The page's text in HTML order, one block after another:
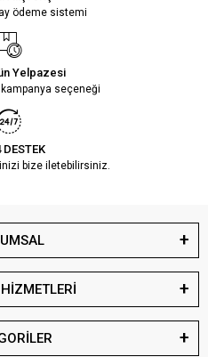
ödeme sistemi
Yelpazesi
seçeneği
DESTEK
bize iletebilirsiniz.